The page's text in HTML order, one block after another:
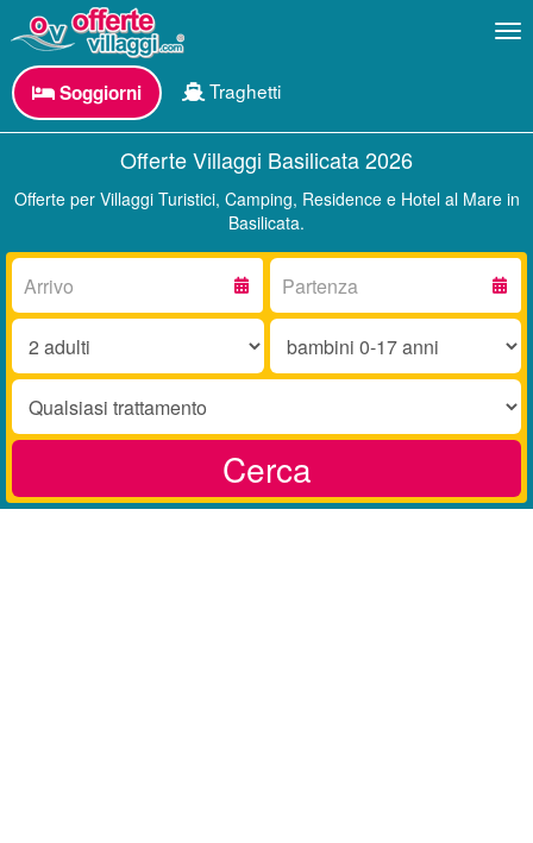
Soggiorni Traghetti
Offerte Villaggi Basilicata 2026
Offerte per Villaggi Turistici, Camping, Residence e Hotel al Mare in
Basilicata.
Arrivo:
Partenza:
Adulti:
Bambini
17
Trattamento:
Cerca